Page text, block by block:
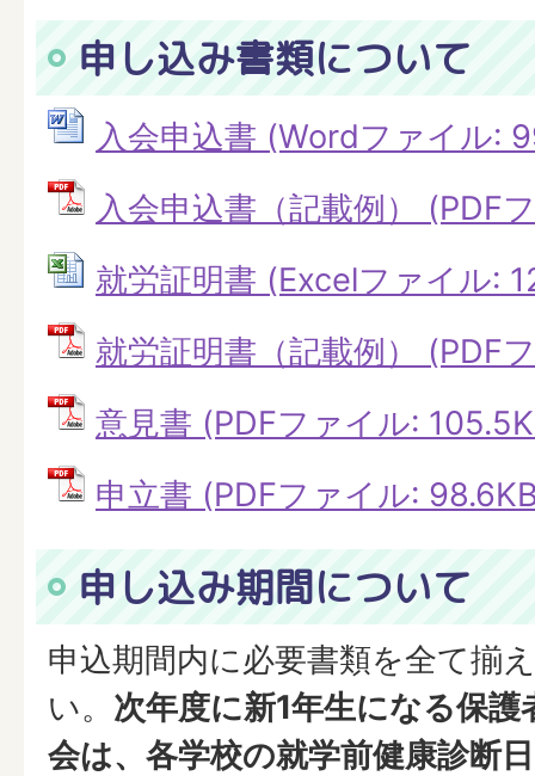
申し込み書類について
入会申込書 (Wordファイル:
入会申込書（記載例） (PDF
就労証明書 (Excelファイル:
就労証明書（記載例） (PDF
意見書 (PDFファイル:
申立書 (PDFファイル:
申し込み期間について
申込期間内に必要書類を全て揃
い。 次年度に新1年生になる保
会は、各学校の就学前健康診断